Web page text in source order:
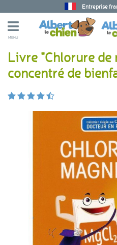
Entreprise
MENU
Livre "Chlorure de
concentré de